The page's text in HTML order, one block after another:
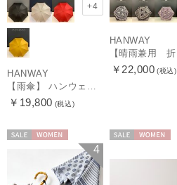
+4
HANWAY
【雨傘】 ハンウェイ （HANWAY） Couturier クチュリエ 長傘 日本製
￥19,800 (税込)
HANWAY
￥22,000 (税込)
4